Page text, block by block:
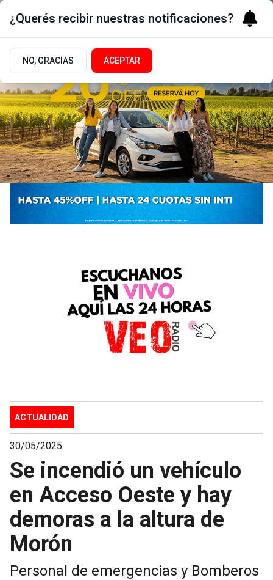
ACTUALIDAD
30/05/2025
Se incendió un vehículo
en Acceso Oeste y hay
demoras a la altura de
Morón
Personal de emergencias y Bomberos
¿Querés recibir nuestras notificaciones?
NO, GRACIAS ACEPTAR